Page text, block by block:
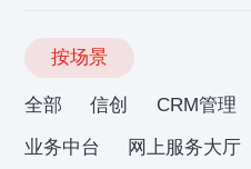
按场景
全部 信创 CRM管理
业务中台
网上服务大厅